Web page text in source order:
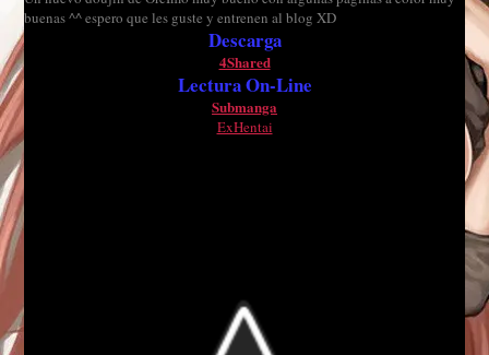
buenas ^^ espero que les guste y entrenen al blog XD
Descarga
4Shared
Lectura On-Line
Submanga
ExHentai